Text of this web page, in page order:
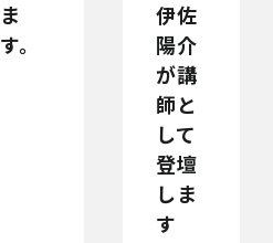
ま
す。
伊佐
陽介
が講
師と
して
登壇
しま
す